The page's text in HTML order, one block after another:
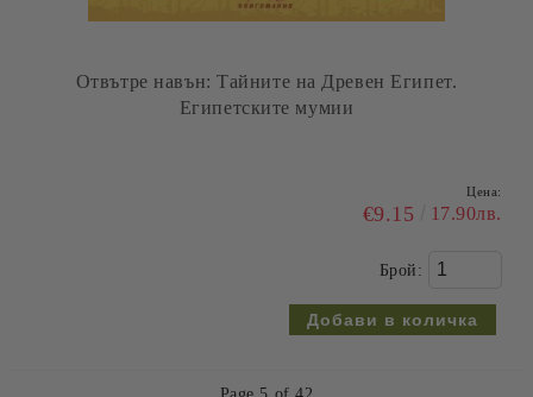
Отвътре навън: Тайните на Древен Египет.
Египетските мумии
Цена:
€9.15 17.90лв.
Брой: